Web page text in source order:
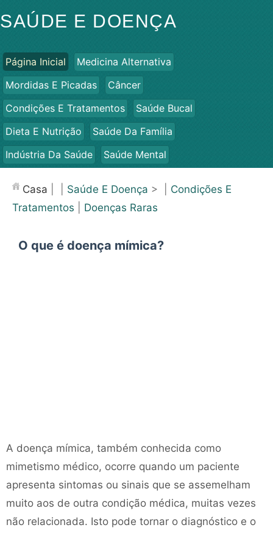
SAÚDE E DOENÇA
Página Inicial
Medicina Alternativa
Mordidas E Picadas
Câncer
Condições E Tratamentos
Saúde Bucal
Dieta E Nutrição
Saúde Da Família
Indústria Da Saúde
Saúde Mental
Saúde
Casa Saúde E Doença > | Condições E
Tratamentos
Doenças Raras
O que é doença mímica?
A doença mímica, também conhecida como
mimetismo médico, ocorre quando um paciente
apresenta sintomas ou sinais que se assemelham
muito aos de outra condição médica, muitas vezes
não relacionada. Isto pode tornar o diagnóstico e o